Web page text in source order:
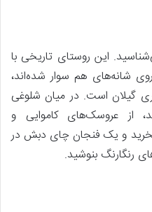
این روستای تاریخی با
شانه‌های هم سوار شده‌اند،
گیلان است. در میان شلوغی
از عروسک‌های کاموایی و
و یک فنجان چای دبش در
رنگارنگ بنوشید.